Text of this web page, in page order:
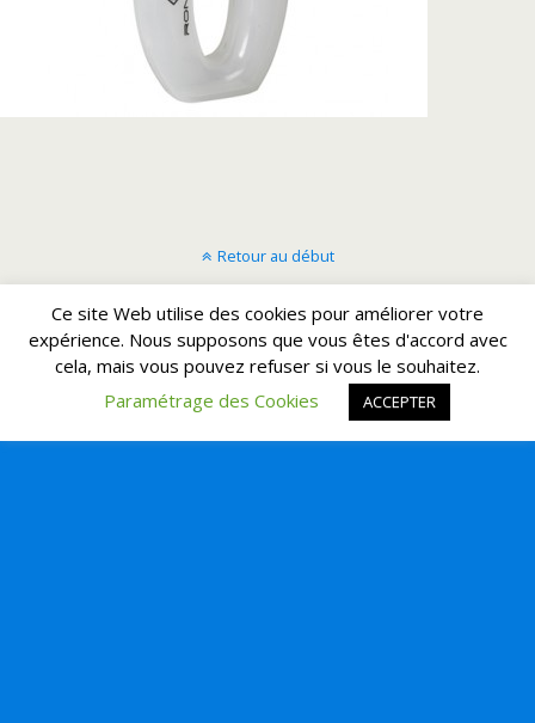
Retour au début
Mobile Bureau
Ce site Web utilise des cookies pour améliorer votre
expérience. Nous supposons que vous êtes d'accord avec
cela, mais vous pouvez refuser si vous le souhaitez.
Paramétrage des Cookies
ACCEPTER